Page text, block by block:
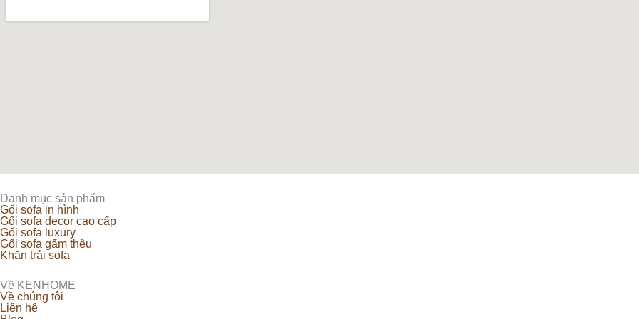
Danh mục sản phẩm
Gối sofa in hình
Gối sofa decor cao cấp
Gối sofa luxury
Gối sofa gấm thêu
Khăn trải sofa
Về KENHOME
Về chúng tôi
Liên hệ